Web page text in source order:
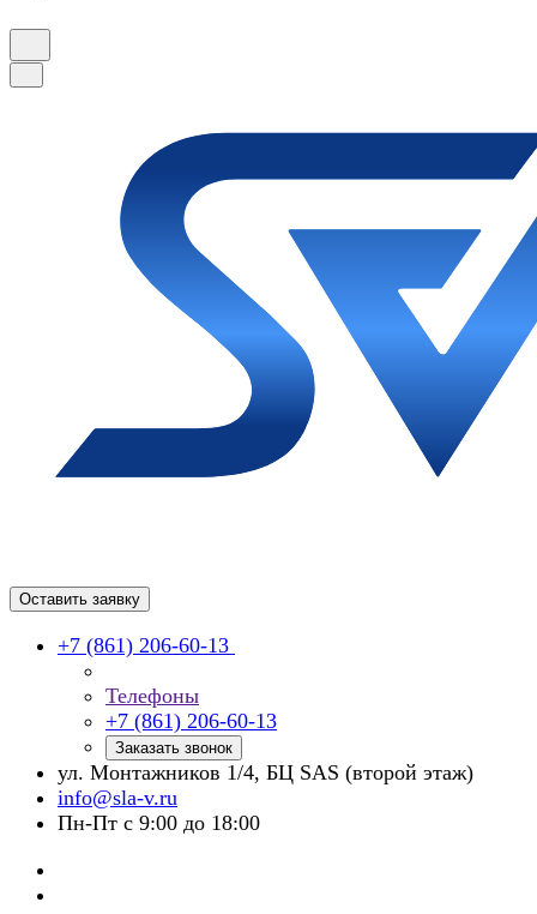
Оставить заявку
+7 (861) 206-60-13
Телефоны
+7 (861) 206-60-13
Заказать звонок
ул. Монтажников 1/4, БЦ SAS (второй этаж)
info@sla-v.ru
Пн-Пт с 9:00 до 18:00